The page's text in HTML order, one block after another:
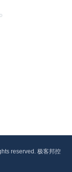
reserved. 极客邦控